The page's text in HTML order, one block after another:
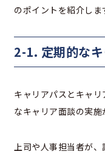
のポイントを紹介しま
2-1. 定期的な
キャリアパスとキャ
なキャリア面談の実施
上司や人事担当者が